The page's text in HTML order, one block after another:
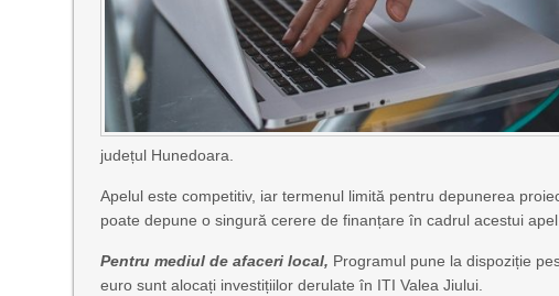
județul Hunedoara.
Apelul este competitiv, iar termenul limită pentru depunerea
poate depune o singură cerere de finanțare în cadrul acestui apel.
Pentru mediul de afaceri local, Programul pune la dispoziție
euro sunt alocați investițiilor derulate în ITI Valea Jiului.